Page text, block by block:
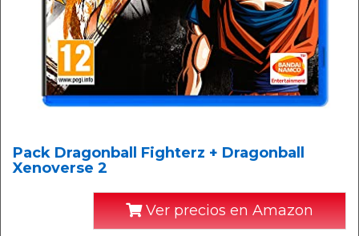
Pack Dragonball Fighterz + Dragonball
Xenoverse 2
Ver precios en Amazon